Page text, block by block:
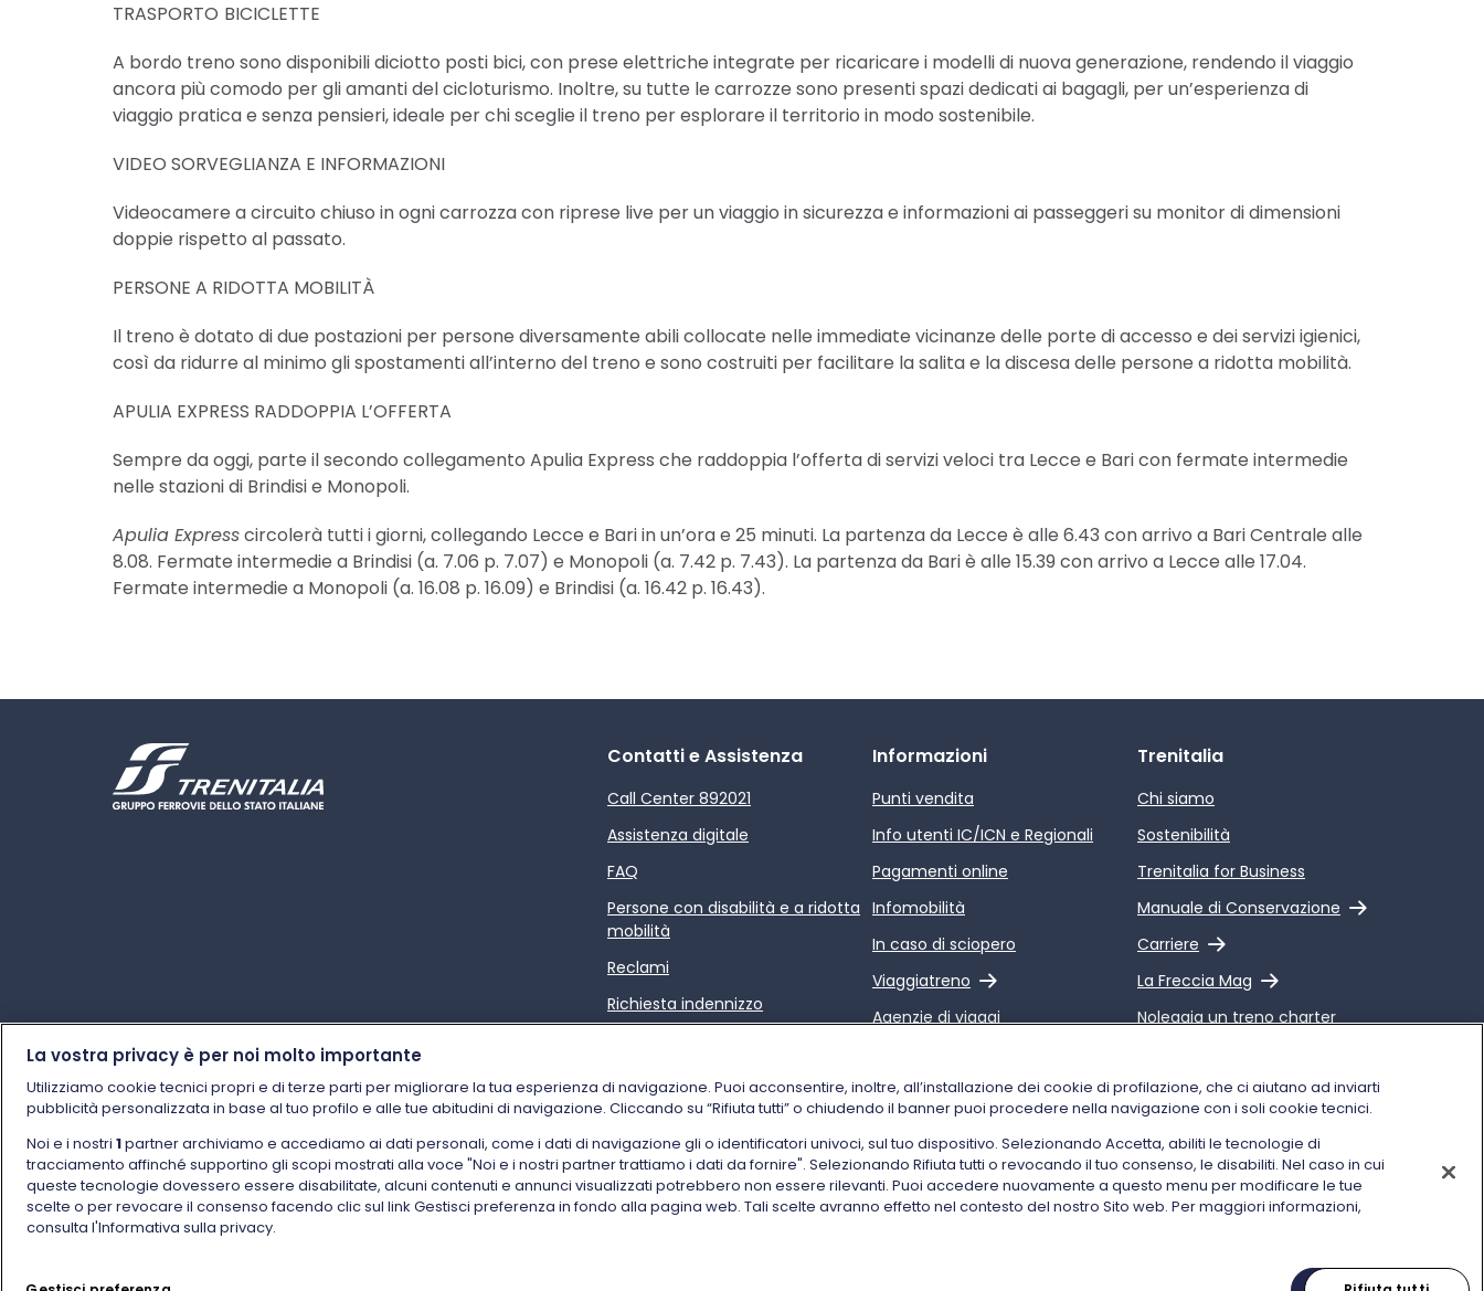
TRASPORTO BICICLETTE
A bordo treno sono disponibili diciotto posti bici, con prese elettriche integrate per ricaricare i modelli di nuova generazione, rendendo il viaggio
ancora più comodo per gli amanti del cicloturismo. Inoltre, su tutte le carrozze sono presenti spazi dedicati ai bagagli, per un’esperienza di
viaggio pratica e senza pensieri, ideale per chi sceglie il treno per esplorare il territorio in modo sostenibile.
VIDEO SORVEGLIANZA E INFORMAZIONI
Videocamere a circuito chiuso in ogni carrozza con riprese live per un viaggio in sicurezza e informazioni ai passeggeri su monitor di dimensioni
doppie rispetto al passato.
PERSONE A RIDOTTA MOBILITÀ
Il treno è dotato di due postazioni per persone diversamente abili collocate nelle immediate vicinanze delle porte di accesso e dei servizi igienici,
così da ridurre al minimo gli spostamenti all’interno del treno e sono costruiti per facilitare la salita e la discesa delle persone a ridotta mobilità.
APULIA EXPRESS RADDOPPIA L’OFFERTA
Sempre da oggi, parte il secondo collegamento Apulia Express che raddoppia l’offerta di servizi veloci tra Lecce e Bari con fermate intermedie
nelle stazioni di Brindisi e Monopoli.
Apulia Expresscircolerà tutti i giorni, collegando Lecce e Bari in un’ora e 25 minuti. La partenza da Lecce è alle 6.43 con arrivo a Bari Centrale alle
8.08. Fermate intermedie a Brindisi (a. 7.06 p. 7.07) e Monopoli (a. 7.42 p. 7.43). La partenza da Bari è alle 15.39 con arrivo a Lecce alle 17.04.
Fermate intermedie a Monopoli (a. 16.08 p. 16.09) e Brindisi (a. 16.42 p. 16.43).
Contatti e Assistenza
Call Center 892021
Assistenza digitale
FAQ
Persone con disabilità e a ridotta
mobilità
Reclami
Richiesta indennizzo
Condizioni di trasporto
Informazioni
Punti vendita
Info utenti IC/ICN e Regionali
Pagamenti online
Infomobilità
In caso di sciopero
Viaggiatreno
Link esterno
Agenzie di viaggi
servizi di Trenitalia
Trenitalia
Chi siamo
Sostenibilità
Trenitalia for Business
Manuale di Conservazione
Link esterno
Carriere
Link esterno
La Freccia Mag
Link esterno
Noleggia un treno charter
Seguici sui social
Partita IVA 05403151003
La vostra privacy è per noi molto importante
Utilizziamo cookie tecnici propri e di terze parti per migliorare la tua esperienza di navigazione. Puoi acconsentire, inoltre, all’installazione dei cookie di profilazione, che ci aiutano ad inviarti
pubblicità personalizzata in base al tuo profilo e alle tue abitudini di navigazione. Cliccando su “Rifiuta tutti” o chiudendo il banner puoi procedere nella navigazione con i soli cookie tecnici.
Noi e i nostri 1partner archiviamo e accediamo ai dati personali, come i dati di navigazione gli o identificatori univoci, sul tuo dispositivo. Selezionando Accetta, abiliti le tecnologie di
tracciamento affinché supportino gli scopi mostrati alla voce "Noi e i nostri partner trattiamo i dati da fornire". Selezionando Rifiuta tutti o revocando il tuo consenso, le disabiliti. Nel caso in cui
queste tecnologie dovessero essere disabilitate, alcuni contenuti e annunci visualizzati potrebbero non essere rilevanti. Puoi accedere nuovamente a questo menu per modificare le tue
scelte o per revocare il consenso facendo clic sul link Gestisci preferenza in fondo alla pagina web. Tali scelte avranno effetto nel contesto del nostro Sito web. Per maggiori informazioni,
consulta l'Informativa sulla privacy.